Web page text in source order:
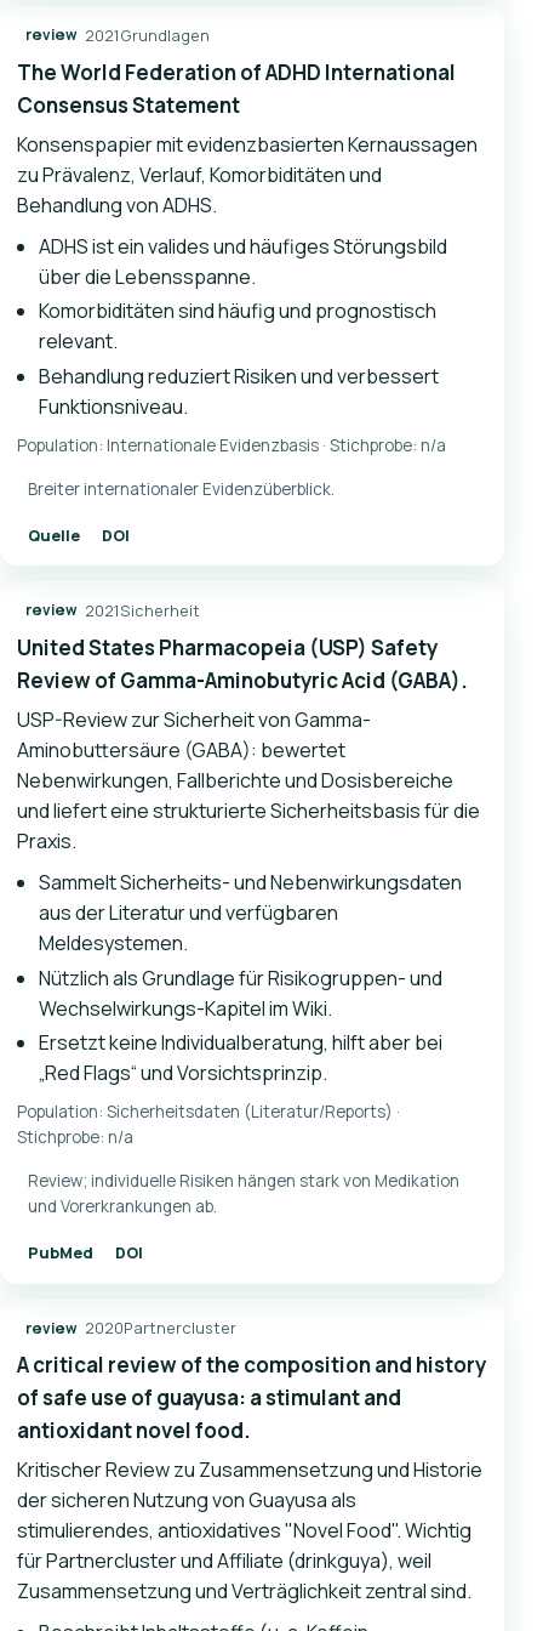
review 2021Grundlagen
The World Federation of ADHD International
Consensus Statement
Konsenspapier mit evidenzbasierten Kernaussagen
zu Prävalenz, Verlauf, Komorbiditäten und
Behandlung von ADHS.
ADHS ist ein valides und häufiges Störungsbild
über die Lebensspanne.
Komorbiditäten sind häufig und prognostisch
relevant.
Behandlung reduziert Risiken und verbessert
Funktionsniveau.
Population: Internationale Evidenzbasis · Stichprobe: n/a
Breiter internationaler Evidenzüberblick.
Quelle DOI
review 2021Sicherheit
United States Pharmacopeia (USP) Safety
Review of Gamma-Aminobutyric Acid (GABA).
USP-Review zur Sicherheit von Gamma-
Aminobuttersäure (GABA): bewertet
Nebenwirkungen, Fallberichte und Dosisbereiche
und liefert eine strukturierte Sicherheitsbasis für die
Praxis.
Sammelt Sicherheits- und Nebenwirkungsdaten
aus der Literatur und verfügbaren
Meldesystemen.
Nützlich als Grundlage für Risikogruppen- und
Wechselwirkungs-Kapitel im Wiki.
Ersetzt keine Individualberatung, hilft aber bei
„Red Flags“ und Vorsichtsprinzip.
Population: Sicherheitsdaten (Literatur/Reports) ·
Stichprobe: n/a
Review; individuelle Risiken hängen stark von Medikation
und Vorerkrankungen ab.
PubMed DOI
review 2020Partnercluster
A critical review of the composition and history
of safe use of guayusa: a stimulant and
antioxidant novel food.
Kritischer Review zu Zusammensetzung und Historie
der sicheren Nutzung von Guayusa als
stimulierendes, antioxidatives "Novel Food". Wichtig
für Partnercluster und Affiliate (drinkguya), weil
Zusammensetzung und Verträglichkeit zentral sind.